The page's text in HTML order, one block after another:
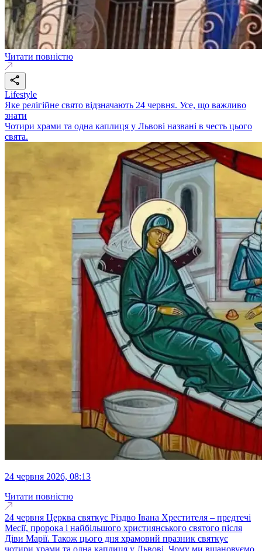
Читати повністю
Lifestyle
Яке релігійне свято відзначають 24 червня. Усе, що важливо
знати
Чотири храми та одна каплиця у Львові названі в честь цього
свята.
24 червня 2026, 08:13
Читати повністю
24 червня Церква святкує Різдво Івана Хрестителя – предтечі
Месії, пророка і найбільшого християнського святого після
Діви Марії. Також цього дня храмовий празник святкує
чотири храми та одна каплиця у Львові. Чому ми вшановуємо